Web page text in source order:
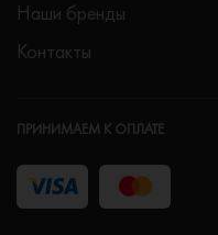
Наши бренды
Контакты
ПРИНИМАЕМ К ОПЛАТЕ